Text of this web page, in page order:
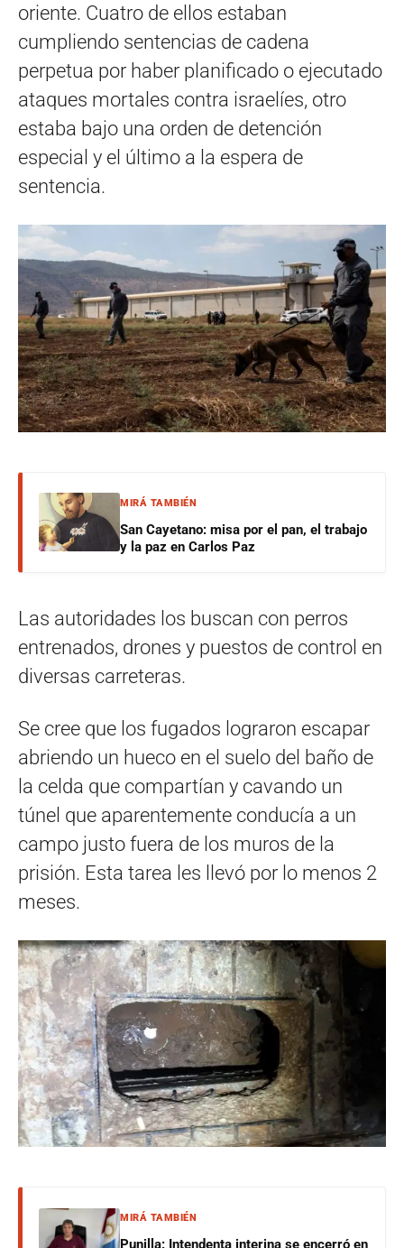
oriente. Cuatro de ellos estaban
cumpliendo sentencias de cadena
perpetua por haber planificado o ejecutado
ataques mortales contra israelíes, otro
estaba bajo una orden de detención
especial y el último a la espera de
sentencia.
MIRÁ TAMBIÉN
San Cayetano: misa por el pan, el trabajo
y la paz en Carlos Paz
Las autoridades los buscan con perros
entrenados, drones y puestos de control en
diversas carreteras.
Se cree que los fugados lograron escapar
abriendo un hueco en el suelo del baño de
la celda que compartían y cavando un
túnel que aparentemente conducía a un
campo justo fuera de los muros de la
prisión. Esta tarea les llevó por lo menos 2
meses.
MIRÁ TAMBIÉN
Punilla: Intendenta interina se encerró en